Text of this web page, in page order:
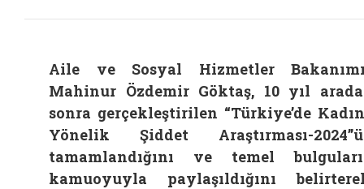
Aile ve Sosyal Hizmetler
Mahinur Özdemir Göktaş, 10 yıl
sonra gerçekleştirilen “Türkiye’de
Yönelik Şiddet Araştırması-
tamamlandığını ve temel
kamuoyuyla paylaşıldığını